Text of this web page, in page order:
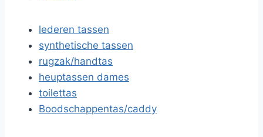
lederen tassen
synthetische tassen
rugzak/handtas
heuptassen dames
toilettas
Boodschappentas/caddy